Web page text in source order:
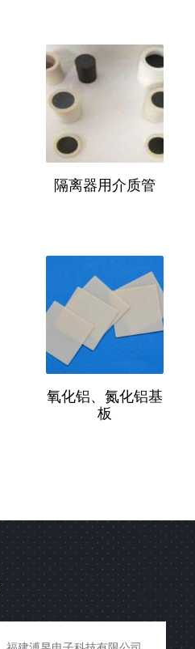
隔离器用介质管
氧化铝、氮化铝基
板